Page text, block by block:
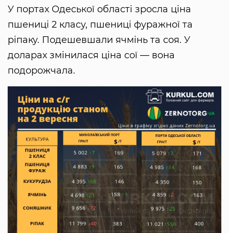
У портах Одеської області зросла ціна
пшениці 2 класу, пшениці фуражної та
ріпаку. Подешевшали ячмінь та соя. У
доларах змінилася ціна сої — вона
подорожчала.